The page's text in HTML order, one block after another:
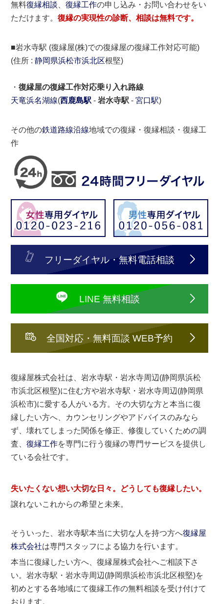
無料復縁相談 、復縁工作の申し込み・お問い合わせをい
ただけます。復縁の実現性の診断、相談は無料です。
■岩水寺駅 (復縁屋(株)での復縁屋の復縁工作対応可能)
(住所 :静岡県浜松市浜北区根堅)
・復縁屋の復縁工作対応乗り入れ路線
天竜浜名湖線(西鹿島駅 -岩水寺駅 -宮口駅)
その他の鉄道路線沿線地域での復縁・復縁相談・復縁工
作
フリーダイヤル・無料電話相談
LINE 無料相談
全国対応・無料面談 WEB予約
復縁屋株式会社は、岩水寺駅・岩水寺周辺(静岡県浜松
市浜北区根堅)に住む方や岩水寺駅・岩水寺周辺(静岡県
浜松市)に愛する人がいる方。その大切な方と本当に復
縁したい方へ、カウンセリングやアドバイスのみなら
ず、壊れてしまった関係を修正、修復していくための調
査、復縁工作を専門に行う復縁の専門サービスを提供し
ている会社です。
失いたくない想い大切な日々。どうしても復縁したい。
譲れないこれからの希望と未来。
そういった、岩水寺駅本当に大切な人を持つ方へ復縁屋
株式会社は専門スタッフによる協力を行います。
本当に復縁したい方へ、復縁屋株式会社へご相談下さ
い。岩水寺駅・岩水寺周辺(静岡県浜松市浜北区根堅)を
初めとする各地域にて復縁工作の無料相談を受け付けて
おります。